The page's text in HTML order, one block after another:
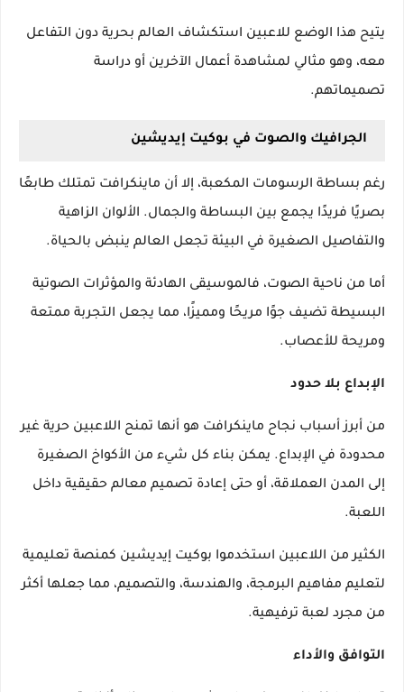
يتيح هذا الوضع للاعبين استكشاف العالم بحرية دون التفاعل
معه، وهو مثالي لمشاهدة أعمال الآخرين أو دراسة
تصميماتهم.
الجرافيك والصوت في بوكيت إيديشين
رغم بساطة الرسومات المكعبة، إلا أن ماينكرافت تمتلك طابعًا
بصريًا فريدًا يجمع بين البساطة والجمال. الألوان الزاهية
والتفاصيل الصغيرة في البيئة تجعل العالم ينبض بالحياة.
أما من ناحية الصوت، فالموسيقى الهادئة والمؤثرات الصوتية
البسيطة تضيف جوًا مريحًا ومميزًا، مما يجعل التجربة ممتعة
ومريحة للأعصاب.
الإبداع بلا حدود
من أبرز أسباب نجاح ماينكرافت هو أنها تمنح اللاعبين حرية غير
محدودة في الإبداع. يمكن بناء كل شيء من الأكواخ الصغيرة
إلى المدن العملاقة، أو حتى إعادة تصميم معالم حقيقية داخل
اللعبة.
الكثير من اللاعبين استخدموا بوكيت إيديشين كمنصة تعليمية
لتعليم مفاهيم البرمجة، والهندسة، والتصميم، مما جعلها أكثر
من مجرد لعبة ترفيهية.
التوافق والأداء